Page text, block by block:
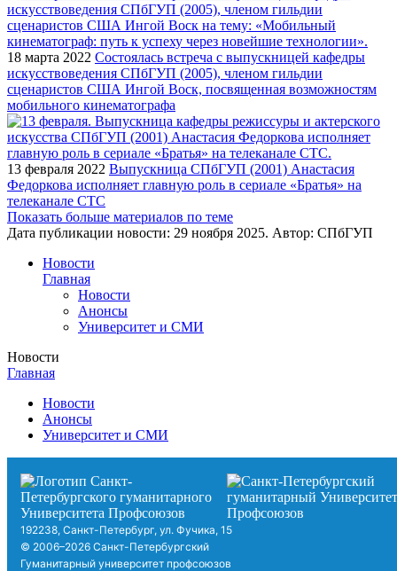
18 марта 2022 Состоялась встреча с выпускницей кафедры
искусствоведения СПбГУП (2005), членом гильдии
сценаристов США Ингой Воск, посвященная возможностям
мобильного кинематографа
13 февраля 2022 Выпускница СПбГУП (2001) Анастасия
Федоркова исполняет главную роль в сериале «Братья» на
телеканале СТС
Показать больше материалов по теме
Дата публикации новости: 29 ноября 2025. Автор: СПбГУП
Новости
Главная
Новости
Анонсы
Университет и СМИ
Новости
Главная
Новости
Анонсы
Университет и СМИ
192238, Санкт-Петербург, ул. Фучика, 15
© 2006–2026 Санкт-Петербургский
Гуманитарный университет профсоюзов